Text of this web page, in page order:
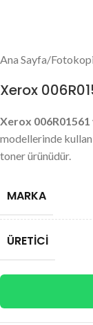
Ana Sayfa/
Xerox
Xerox
modellerinde
toner ürünüdür.
MARKA
ÜRETICI